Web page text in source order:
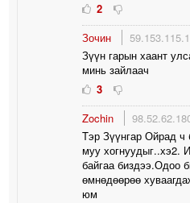
2
Зочин
Зүүн гарын хаант
минь зайлаач
3
Zochin
Tэр Зүүнгар Ойрад
муу хогнуудыг..хэ2.
байгаа биздээ.Одоо
өмнөдөөрөө
юм